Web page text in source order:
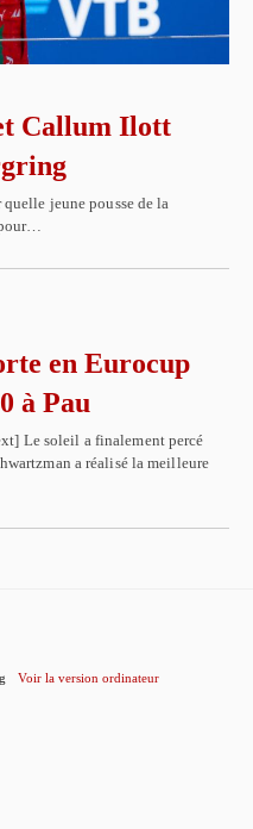
Callum Ilott
jeune pousse de la
en Eurocup
à Pau
Le soleil a finalement percé
a réalisé la meilleure
Voir la version ordinateur